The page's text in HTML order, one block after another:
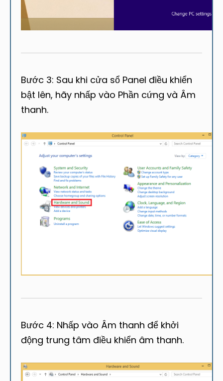
Bước 3: Sau khi cửa sổ Panel điều khiển
bật lên, hãy nhấp vào Phần cứng và Âm
thanh.
Bước 4: Nhấp vào Âm thanh để khởi
động trung tâm điều khiển âm thanh.